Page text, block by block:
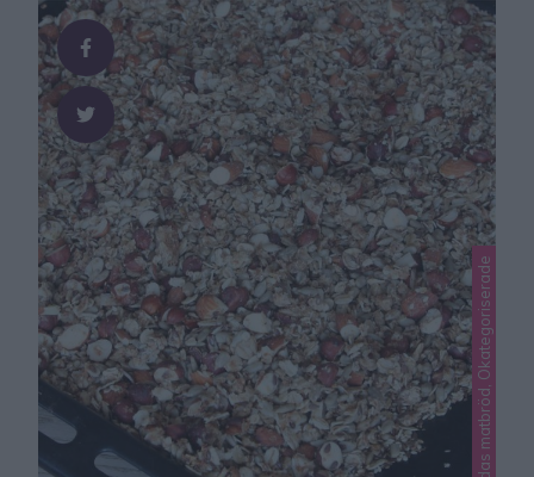
grädda dem när du vaknar. Gör en halv sats bröd om
det blir trångt i kylskåpet …
Lindas matbröd, Okategoriserade